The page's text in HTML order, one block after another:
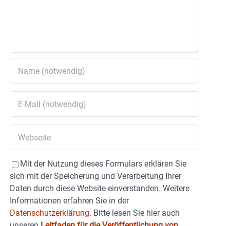
Mit der Nutzung dieses Formulars erklären Sie
sich mit der Speicherung und Verarbeitung Ihrer
Daten durch diese Website einverstanden. Weitere
Informationen erfahren Sie in der
Datenschutzerklärung. Bitte lesen Sie hier auch